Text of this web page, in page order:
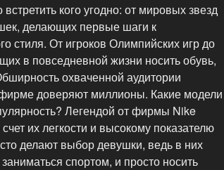
кого угодно: от мировых звезд
делающих первые шаги к
стиля. От игроков Олимпийских игр до
в повседневной жизни носить обувь,
охваченной аудитории
доверяют миллионы. Какие модели
Легендой от фирмы Nike
их легкости и высокому показателю
делают выбор девушки, ведь в них
спортом, и просто носить